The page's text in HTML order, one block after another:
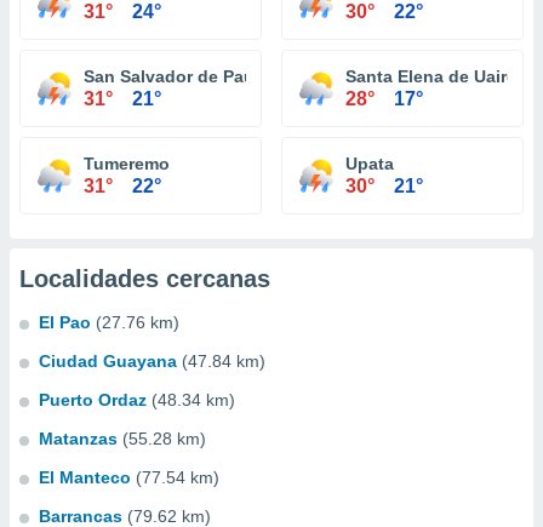
31° 24° 30° 22°
San Salvador de Paul
31° 21°
Santa Elena de Uairen
28° 17°
Tumeremo
31° 22°
Upata
30° 21°
Localidades cercanas
El Pao (27.76 km)
Ciudad Guayana (47.84 km)
Puerto Ordaz (48.34 km)
Matanzas (55.28 km)
El Manteco (77.54 km)
Barrancas (79.62 km)